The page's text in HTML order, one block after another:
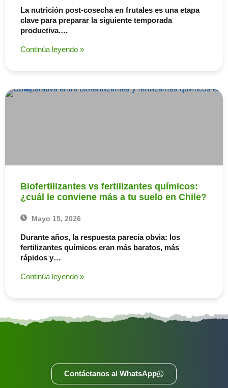
La nutrición post-cosecha en frutales es una etapa
clave para preparar la siguiente temporada
productiva.…
Continúa leyendo »
Biofertilizantes vs fertilizantes químicos:
¿cuál le conviene más a tu suelo en Chile?
Mayo 15, 2026
Durante años, la respuesta parecía obvia: los
fertilizantes químicos eran más baratos, más
rápidos y…
Continúa leyendo »
Contáctanos al WhatsApp